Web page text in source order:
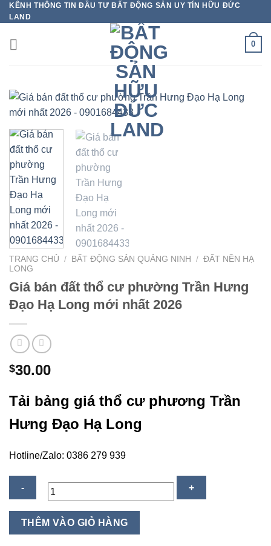
Bỏ
qua
nội
dung
KÊNH THÔNG TIN ĐẦU TƯ BẤT ĐỘNG SẢN UY TÍN HỮU ĐỨC
LAND
0
TRANG CHỦ / BẤT ĐỘNG SẢN QUẢNG NINH / ĐẤT NỀN HẠ
LONG
Giá bán đất thổ cư phường Trần Hưng
Đạo Hạ Long mới nhất 2026
$30.00
Tải bảng giá thổ cư phương Trần
Hưng Đạo Hạ Long
Hotline/Zalo: 0386 279 939
Giá
THÊM VÀO GIỎ HÀNG